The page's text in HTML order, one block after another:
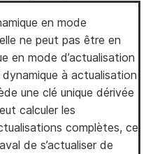
en mode
ne peut pas être en
en mode d’actualisation
à actualisation
une clé unique dérivée
calculer les
complètes, ce
de s’actualiser de